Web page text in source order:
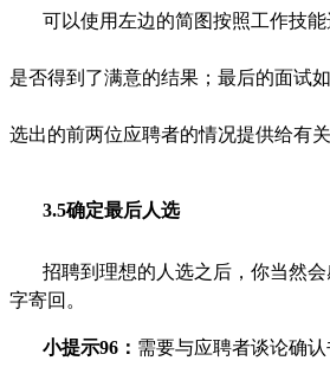
可以使用左边的简图按照工作技
是否得到了满意的结果；最后的面试
选出的前两位应聘者的情况提供给有
3.5确定最后人选
招聘到理想的人选之后，你当然
字寄回。
小提示96： 需要与应聘者谈论确认